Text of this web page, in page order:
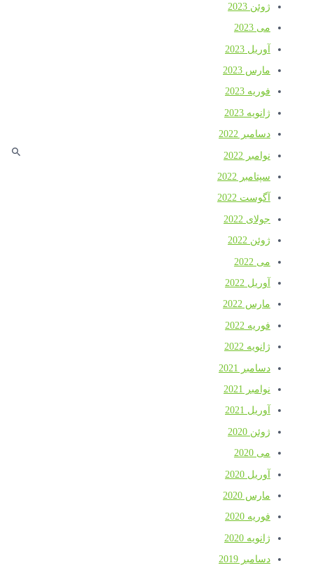
ژوئن 2023
می 2023
آوریل 2023
مارس 2023
فوریه 2023
ژانویه 2023
دسامبر 2022
نوامبر 2022
سپتامبر 2022
آگوست 2022
جولای 2022
ژوئن 2022
می 2022
آوریل 2022
مارس 2022
فوریه 2022
ژانویه 2022
دسامبر 2021
نوامبر 2021
آوریل 2021
ژوئن 2020
می 2020
آوریل 2020
مارس 2020
فوریه 2020
ژانویه 2020
دسامبر 2019